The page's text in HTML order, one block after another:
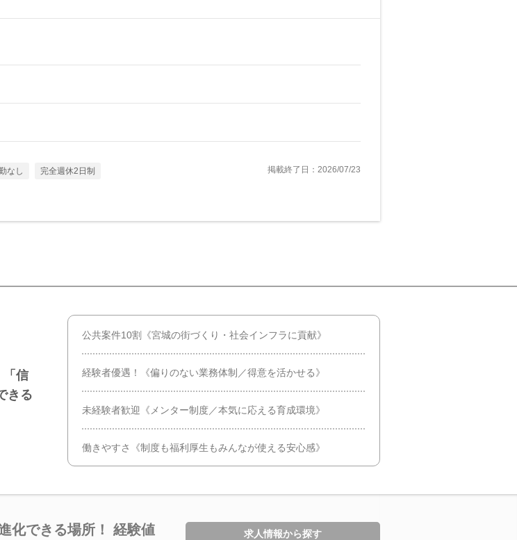
なし 完全週休2日制 掲載終了日：2026/07/23
「信
きる
公共案件10割《宮城の街づくり・社会インフラに貢献》
経験者優遇！《偏りのない業務体制／得意を活かせる》
未経験者歓迎《メンター制度／本気に応える育成環境》
働きやすさ《制度も福利厚生もみんなが使える安心感》
化できる場所！ 経験値
求人情報から探す